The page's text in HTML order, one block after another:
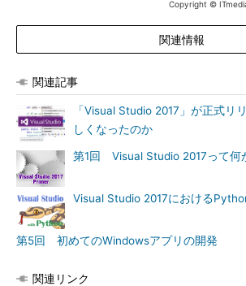
Copyright ©
関連情報
関連記事
「Visual Studio 2017」が正式
しくなったのか
第1回 Visual Studio 2017って何
Visual Studio 2017における
第5回 初めてのWindowsアプリの開発
関連リンク